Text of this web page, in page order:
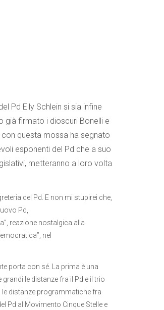
Pd Elly Schlein si sia infine
già firmato i dioscuri Bonelli e
con questa mossa ha segnato
esponenti del Pd che a suo
metteranno a loro volta
del Pd. E non mi stupirei che,
Pd,
reazione nostalgica alla
nel
porta con sé. La prima è una
le distanze fra il Pd e il trio
distanze programmatiche fra
Pd al Movimento Cinque Stelle e